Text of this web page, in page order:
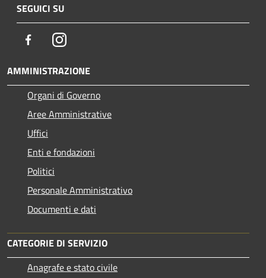
SEGUICI SU
FacebookInstagram
AMMINISTRAZIONE
Organi di Governo
Aree Amministrative
Uffici
Enti e fondazioni
Politici
Personale Amministrativo
Documenti e dati
CATEGORIE DI SERVIZIO
Anagrafe e stato civile